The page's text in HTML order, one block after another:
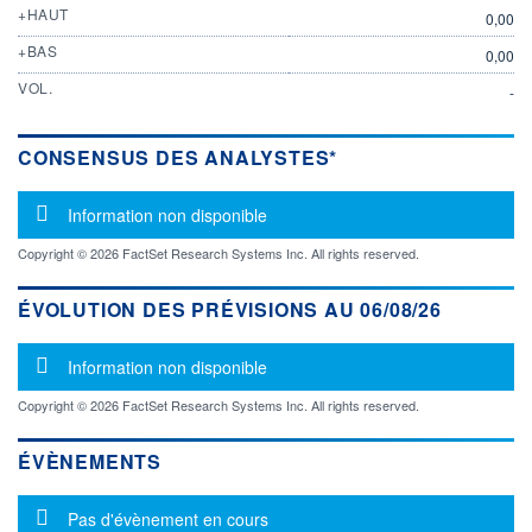
+HAUT
0,00
+BAS
0,00
VOL.
-
CONSENSUS DES ANALYSTES*
Message d'information
Information non disponible
Copyright © 2026 FactSet Research Systems Inc. All rights reserved.
ÉVOLUTION DES PRÉVISIONS AU 06/08/26
Message d'information
Information non disponible
Copyright © 2026 FactSet Research Systems Inc. All rights reserved.
ÉVÈNEMENTS
Message d'information
Pas d'évènement en cours